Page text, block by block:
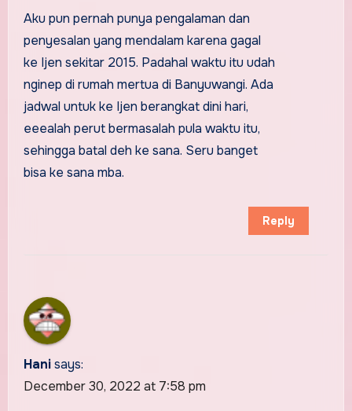
Aku pun pernah punya pengalaman dan
penyesalan yang mendalam karena gagal
ke Ijen sekitar 2015. Padahal waktu itu udah
nginep di rumah mertua di Banyuwangi. Ada
jadwal untuk ke Ijen berangkat dini hari,
eeealah perut bermasalah pula waktu itu,
sehingga batal deh ke sana. Seru banget
bisa ke sana mba.
Reply
Hani says:
December 30, 2022 at 7:58 pm